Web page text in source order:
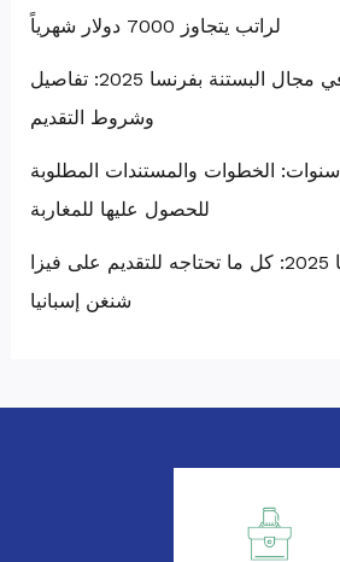
لراتب يتجاوز 7000 دولار شهرياً
فرص عمل موسمية في مجال البستنة بفرنسا 2025: تفاصيل
وشروط التقديم
فيزا أمريكا 10 سنوات: الخطوات والمستندات المطلوبة
للحصول عليها للمغاربة
وثائق فيزا اسبانيا 2025: كل ما تحتاجه للتقديم على فيزا
شنغن إسبانيا